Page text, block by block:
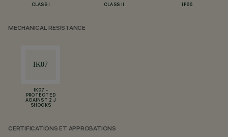
CLASS I CLASS II IP66
MECHANICAL RESISTANCE
IK07 -
PROTECTED
AGAINST 2 J
SHOCKS
CERTIFICATIONS ET APPROBATIONS